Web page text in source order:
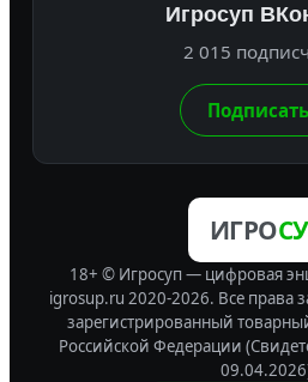
Игросуп
2 015
ИГРО
18+ © Игросуп — цифровая
igrosup.ru 2020-2026. Все права
зарегистрированный
Российской Федерации